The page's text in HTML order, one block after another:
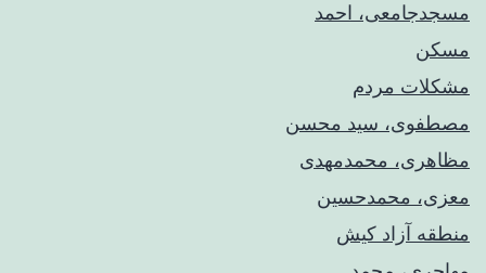
مسجدجامعی، احمد
مسکن
مشکلات مردم
مصطفوی، سید محسن
مظاهری، محمدمهدی
معزی، محمدحسین
منطقه آزاد کیش